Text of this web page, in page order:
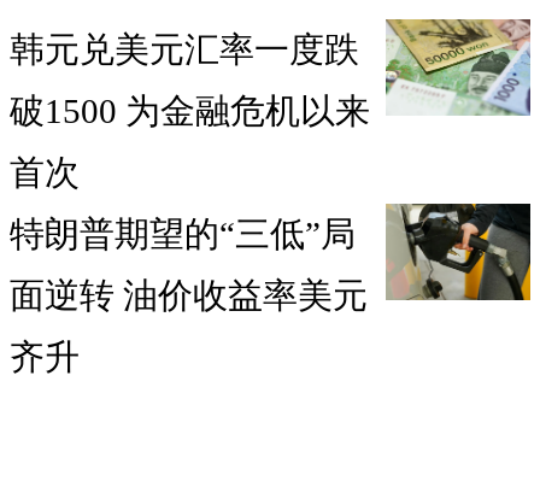
韩元兑美元汇率一度跌
破1500 为金融危机以来
首次
特朗普期望的“三低”局
面逆转 油价收益率美元
齐升